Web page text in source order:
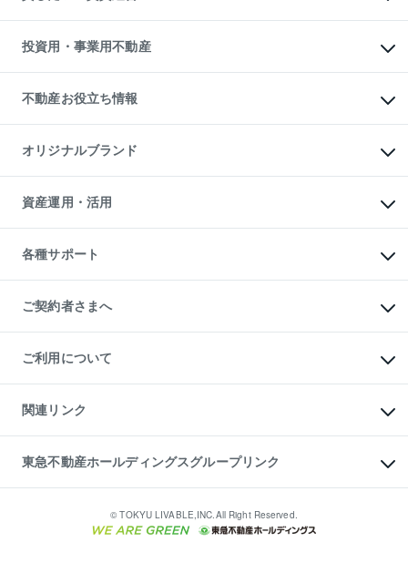
English 繁体中文簡体中文
不動産売却の流れ
不動産買換えの流れ
売却ガイド
借りるときの流れ
借りるガイド
マンション賃料データ
賃貸管理プラン
リロケーションについて
貸すガイド
投資用・事業用不動産
事業用不動産
マンション投資
投資用マンション
アパート経営
収益物件
ビル購入（ビル一棟）
投資用不動産の売却査定
事業用不動産の売却査定
不動産お役立ち情報
マンションライブラリー
人気マンションランキング
暮らしに役立つ不動産メディア
不動産相場・不動産価格情報
不動産コラム・ニュース
不動産用語集
不動産なんでもネット相談室
住まいの税金
オリジナルブランド
一棟リノベーションマンション
L`GENTE（ルジェンテ）
区分リノベーションマンション
投資用一棟レジデンスWELL
不動産小口投資
LEGACIA（レガシア）
資産運用・活用
不動産M&A
アセットマネジメント・出資
各種サポート
相続サポート
リフォームサポート
ご契約者さまへ
ご紹介・再契約特典
入居者様専用-各種ご案内（賃貸）
東急こすもす会「こすもすWeb」
ご利用について
金融商品取引について
東急リバブル ソーシャルメディアポリシー
ご意見・お問い合わせ（金融商品取引専用の相談・お問い合わせ窓口）
ダイレクトメール（郵送物）・Eメールなどの送付停止について
関連リンク
これからご結婚される方に東急百貨店のブライダルクラブ
人材サービスのご用命は 東急リバブルスタッフ株式会社まで
東北の逸品を贈ります 東北すぐれものセレクション
東急不動産ホールディングスグループリンク
東急コミュニティー
東急住宅リース
© TOKYU LIVABLE,INC.All Right Reserved.